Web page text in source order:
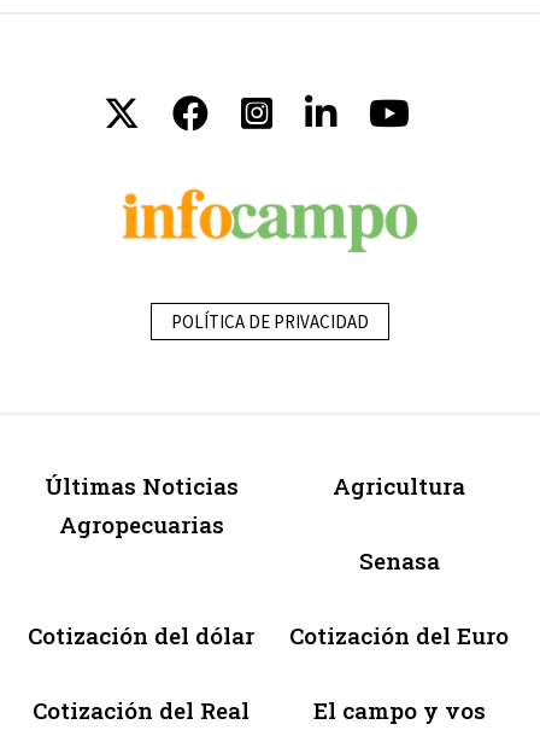
POLÍTICA DE PRIVACIDAD
Últimas Noticias
Agropecuarias
Agricultura
Senasa
Cotización del dólar Cotización del Euro
Cotización del Real El campo y vos